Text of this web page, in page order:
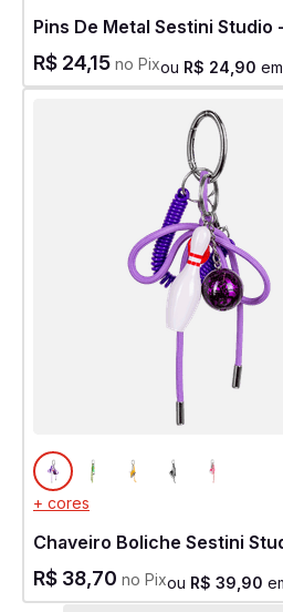
Pins De Metal Sestini Studio
R$ 24,15 no Pixou R$ 24 90 em
+ cores
Chaveiro Boliche Sestini
R$ 38,70 no Pixou R$ 39 90